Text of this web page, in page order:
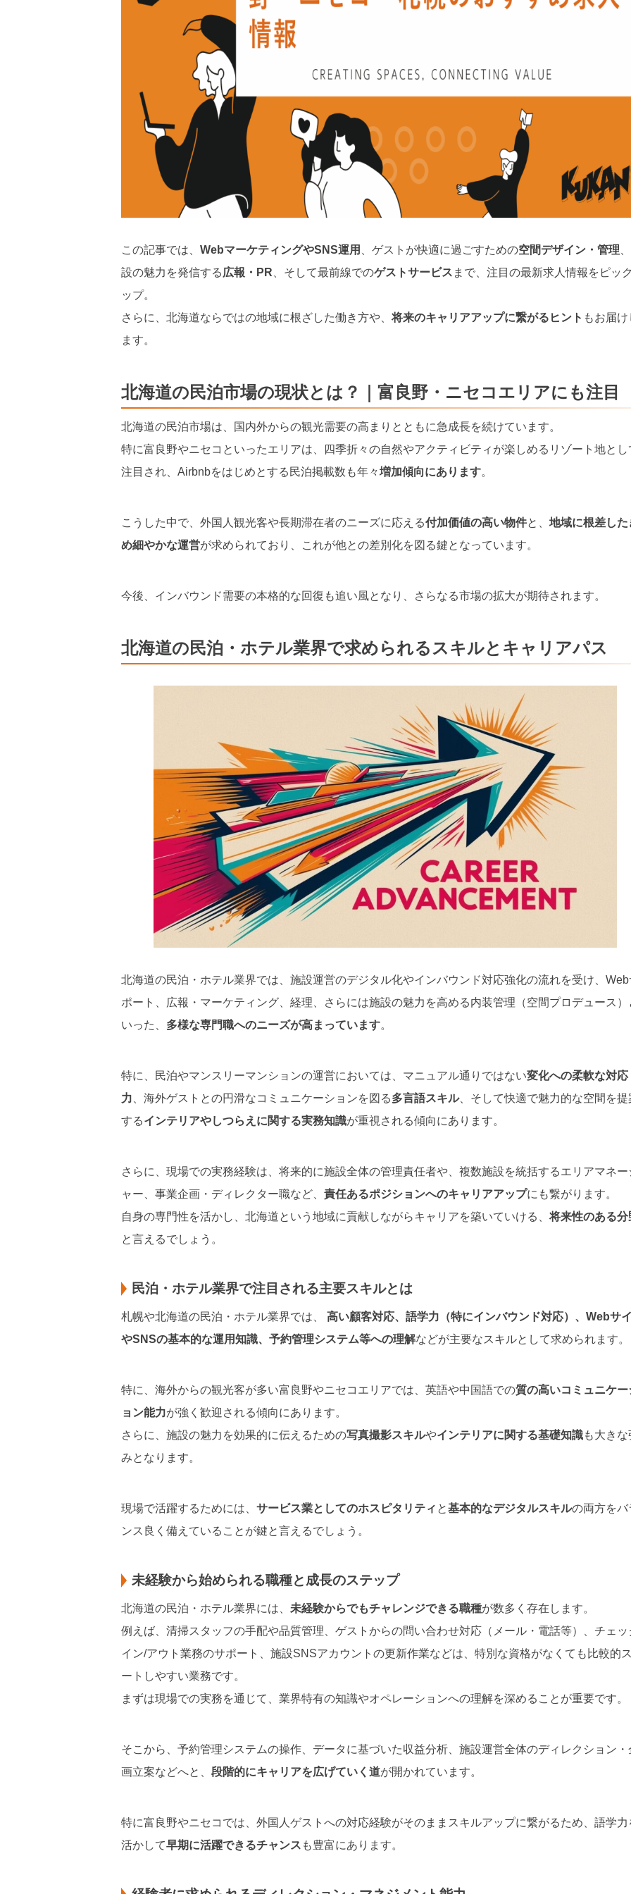
この記事では、 WebマーケティングやSNS運用 、ゲストが快適に過ごすための空間デザイン・管理
設の魅力を発信する広報・PR 、そして最前線でのゲストサービス まで、注目の最新求人情報をピッ
ップ。
さらに、北海道ならではの地域に根ざした働き方や、将来のキャリアアップに繋がるヒント もお届け
ます。
北海道の民泊市場の現状とは？｜富良野・ニセコエリアにも注目
北海道の民泊市場は、国内外からの観光需要の高まりとともに急成長を続けています。
特に富良野やニセコといったエリアは、四季折々の自然やアクティビティが楽しめるリゾート地とし
注目され、Airbnbをはじめとする民泊掲載数も年々増加傾向にあります。
こうした中で、外国人観光客や長期滞在者のニーズに応える付加価値の高い物件と、 地域に根差した
め細やかな運営が求められており、これが他との差別化を図る鍵となっています。
今後、インバウンド需要の本格的な回復も追い風となり、さらなる市場の拡大が期待されます。
北海道の民泊・ホテル業界で求められるスキルとキャリアパス
北海道の民泊・ホテル業界では、施設運営のデジタル化やインバウンド対応強化の流れを受け、Web
ポート、広報・マーケティング、経理、さらには施設の魅力を高める内装管理（空間プロデュース）
いった、 多様な専門職へのニーズが高まっています。
特に、民泊やマンスリーマンションの運営においては、マニュアル通りではない変化への柔軟な対応
力 、海外ゲストとの円滑なコミュニケーションを図る多言語スキル、そして快適で魅力的な空間を提
するインテリアやしつらえに関する実務知識が重視される傾向にあります。
さらに、現場での実務経験は、将来的に施設全体の管理責任者や、複数施設を統括するエリアマネー
ャー、事業企画・ディレクター職など、 責任あるポジションへのキャリアアップにも繋がります。
自身の専門性を活かし、北海道という地域に貢献しながらキャリアを築いていける、将来性のある分
と言えるでしょう。
民泊・ホテル業界で注目される主要スキルとは
札幌や北海道の民泊・ホテル業界では、
高い顧客対応、語学力（特にインバウンド対応）、Webサ
やSNSの基本的な運用知識、予約管理システム等への理解などが主要なスキルとして求められます。
特に、海外からの観光客が多い富良野やニセコエリアでは、英語や中国語での質の高いコミュニケー
ョン能力が強く歓迎される傾向にあります。
さらに、施設の魅力を効果的に伝えるための写真撮影スキルやインテリアに関する基礎知識も大きな
みとなります。
現場で活躍するためには、 サービス業としてのホスピタリティ と基本的なデジタルスキルの両方をバ
ンス良く備えていることが鍵と言えるでしょう。
未経験から始められる職種と成長のステップ
北海道の民泊・ホテル業界には、 未経験からでもチャレンジできる職種が数多く存在します。
例えば、清掃スタッフの手配や品質管理、ゲストからの問い合わせ対応（メール・電話等）、チェッ
イン/アウト業務のサポート、施設SNSアカウントの更新作業などは、特別な資格がなくても比較的
ートしやすい業務です。
まずは現場での実務を通じて、業界特有の知識やオペレーションへの理解を深めることが重要です。
そこから、予約管理システムの操作、データに基づいた収益分析、施設運営全体のディレクション・
画立案などへと、 段階的にキャリアを広げていく道が開かれています。
特に富良野やニセコでは、外国人ゲストへの対応経験がそのままスキルアップに繋がるため、語学力
活かして早期に活躍できるチャンス も豊富にあります。